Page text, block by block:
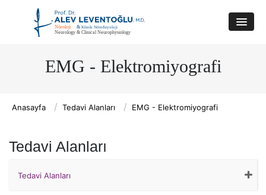
EMG - Elektromiyografi
Anasayfa / Tedavi Alanları / EMG - Elektromiyografi
Tedavi Alanları
Tedavi Alanları +